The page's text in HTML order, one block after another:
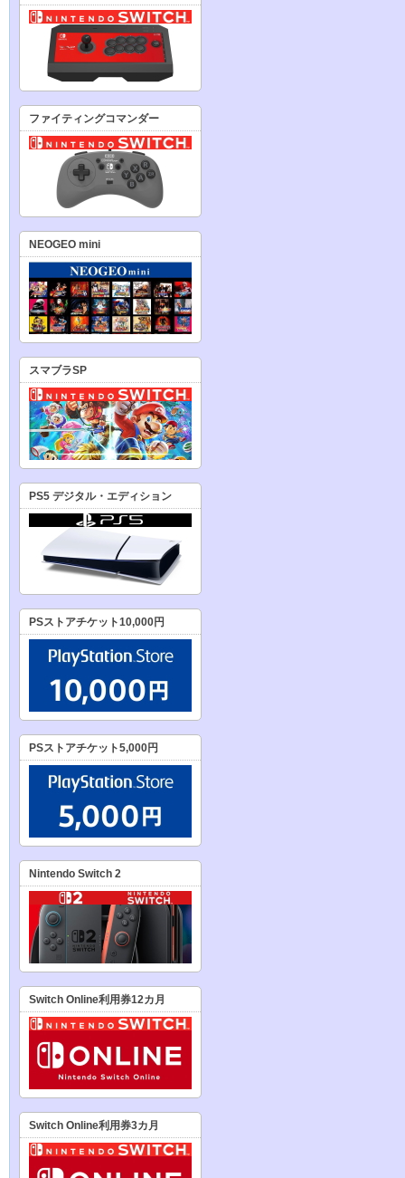
ファイティングコマンダー
NEOGEO mini
スマブラSP
PS5 デジタル・エディション
PSストアチケット10,000円
PSストアチケット5,000円
Nintendo Switch 2
Switch Online利用券12カ月
Switch Online利用券3カ月